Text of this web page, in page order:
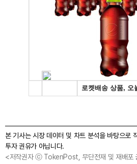
본 기사는 시장 데이터 및 차트 분석을 바탕으로
투자 권유가 아닙니다.
<저작권자 ⓒ TokenPost, 무단전재 및 재배포